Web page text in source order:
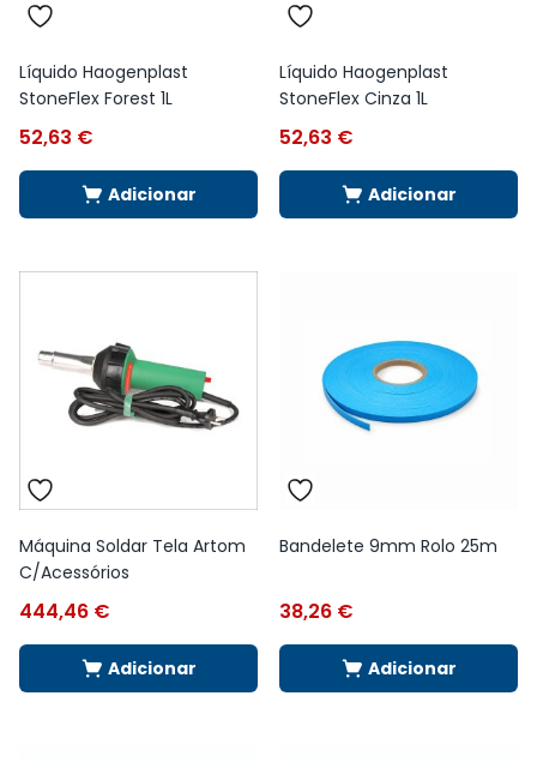
Líquido Haogenplast
StoneFlex Forest 1L
52,63 €
Adicionar
Líquido Haogenplast
StoneFlex Cinza 1L
52,63 €
Adicionar
Máquina Soldar Tela Artom
C/Acessórios
444,46 €
Adicionar
Bandelete 9mm Rolo 25m
38,26 €
Adicionar